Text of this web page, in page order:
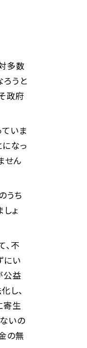
多数
うと
政府
いま
なっ
せん
うち
ょ
、不
にい
公益
し、
寄生
いの
の無